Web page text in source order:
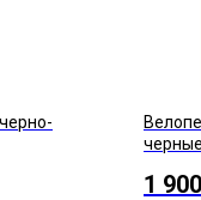
черные
1 900